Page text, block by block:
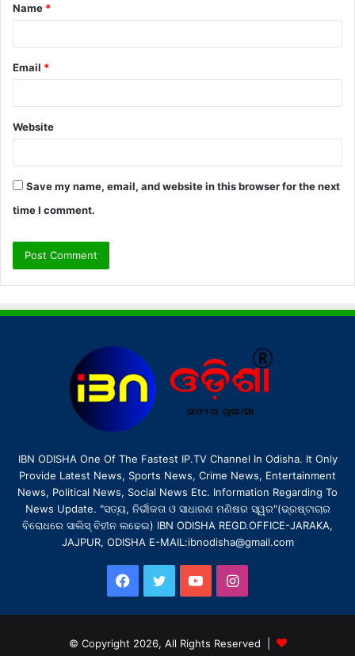
*
Name *
Email *
Website
Save my name, email, and website in this browser for the next
time I comment.
IBN ODISHA One Of The Fastest IP.TV Channel In Odisha. It Only
Provide Latest News, Sports News, Crime News, Entertainment
News, Political News, Social News Etc. Information Regarding To
News Update. "ସତ୍ୟ, ନିର୍ଭୀକତା ଓ ସାଧାରଣ ମଣିଷର ସ୍ୱର"(ଭ୍ରଷ୍ଟାଚାର
ବିରୋଧରେ ସାଲିସ୍ ବିହୀନ ଲଢେଇ) IBN ODISHA REGD.OFFICE-JARAKA,
JAJPUR, ODISHA E-MAIL:ibnodisha@gmail.com
Facebook
TwitterYouTubeInstagram
© Copyright 2026, All Rights Reserved |